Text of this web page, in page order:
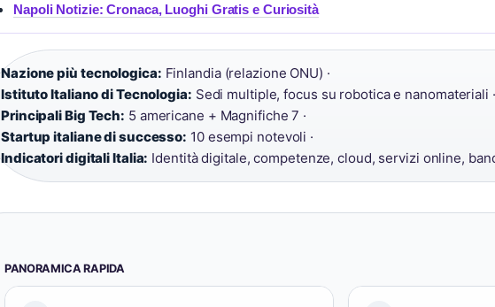
Napoli Notizie: Cronaca, Luoghi Gratis e Curiosità
Nazione più tecnologica: Finlandia (relazione ONU) ·
Istituto Italiano di Tecnologia: Sedi multiple, focus su robotica e nanomateriali ·
Principali Big Tech: 5 americane + Magnifiche 7 ·
Startup italiane di successo: 10 esempi notevoli ·
Indicatori digitali Italia: Identità digitale, competenze, cloud, servizi online,
PANORAMICA RAPIDA